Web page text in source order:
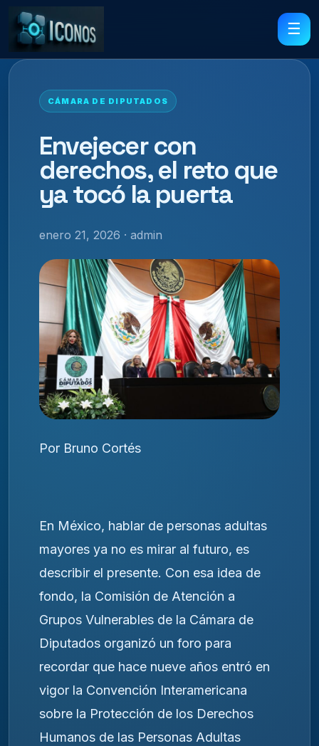
☰
CÁMARA DE DIPUTADOS
Envejecer con
derechos, el reto que
ya tocó la puerta
enero 21, 2026 · admin
Por Bruno Cortés
En México, hablar de personas adultas
mayores ya no es mirar al futuro, es
describir el presente. Con esa idea de
fondo, la Comisión de Atención a
Grupos Vulnerables de la Cámara de
Diputados organizó un foro para
recordar que hace nueve años entró en
vigor la Convención Interamericana
sobre la Protección de los Derechos
Humanos de las Personas Adultas